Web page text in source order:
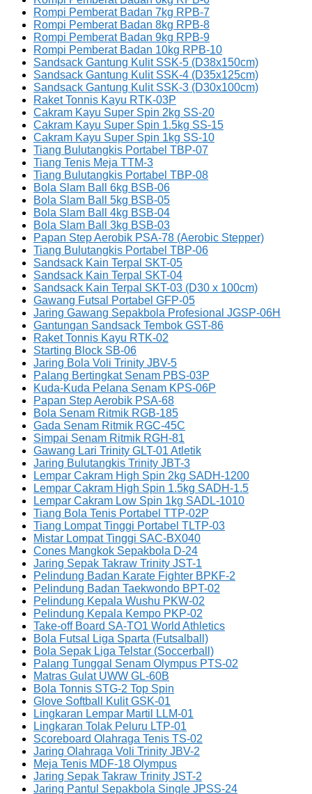
Rompi Pemberat Badan 7kg RPB-7
Rompi Pemberat Badan 8kg RPB-8
Rompi Pemberat Badan 9kg RPB-9
Rompi Pemberat Badan 10kg RPB-10
Sandsack Gantung Kulit SSK-5 (D38x150cm)
Sandsack Gantung Kulit SSK-4 (D35x125cm)
Sandsack Gantung Kulit SSK-3 (D30x100cm)
Raket Tonnis Kayu RTK-03P
Cakram Kayu Super Spin 2kg SS-20
Cakram Kayu Super Spin 1.5kg SS-15
Cakram Kayu Super Spin 1kg SS-10
Tiang Bulutangkis Portabel TBP-07
Tiang Tenis Meja TTM-3
Tiang Bulutangkis Portabel TBP-08
Bola Slam Ball 6kg BSB-06
Bola Slam Ball 5kg BSB-05
Bola Slam Ball 4kg BSB-04
Bola Slam Ball 3kg BSB-03
Papan Step Aerobik PSA-78 (Aerobic Stepper)
Tiang Bulutangkis Portabel TBP-06
Sandsack Kain Terpal SKT-05
Sandsack Kain Terpal SKT-04
Sandsack Kain Terpal SKT-03 (D30 x 100cm)
Gawang Futsal Portabel GFP-05
Jaring Gawang Sepakbola Profesional JGSP-06H
Gantungan Sandsack Tembok GST-86
Raket Tonnis Kayu RTK-02
Starting Block SB-06
Jaring Bola Voli Trinity JBV-5
Palang Bertingkat Senam PBS-03P
Kuda-Kuda Pelana Senam KPS-06P
Papan Step Aerobik PSA-68
Bola Senam Ritmik RGB-185
Gada Senam Ritmik RGC-45C
Simpai Senam Ritmik RGH-81
Gawang Lari Trinity GLT-01 Atletik
Jaring Bulutangkis Trinity JBT-3
Lempar Cakram High Spin 2kg SADH-1200
Lempar Cakram High Spin 1.5kg SADH-1.5
Lempar Cakram Low Spin 1kg SADL-1010
Tiang Bola Tenis Portabel TTP-02P
Tiang Lompat Tinggi Portabel TLTP-03
Mistar Lompat Tinggi SAC-BX040
Cones Mangkok Sepakbola D-24
Jaring Sepak Takraw Trinity JST-1
Pelindung Badan Karate Fighter BPKF-2
Pelindung Badan Taekwondo BPT-02
Pelindung Kepala Wushu PKW-02
Pelindung Kepala Kempo PKP-02
Take-off Board SA-TO1 World Athletics
Bola Futsal Liga Sparta (Futsalball)
Bola Sepak Liga Telstar (Soccerball)
Palang Tunggal Senam Olympus PTS-02
Matras Gulat UWW GL-60B
Bola Tonnis STG-2 Top Spin
Glove Softball Kulit GSK-01
Lingkaran Lempar Martil LLM-01
Lingkaran Tolak Peluru LTP-01
Scoreboard Olahraga Tenis TS-02
Jaring Olahraga Voli Trinity JBV-2
Meja Tenis MDF-18 Olympus
Jaring Sepak Takraw Trinity JST-2
Jaring Pantul Sepakbola Single JPSS-24